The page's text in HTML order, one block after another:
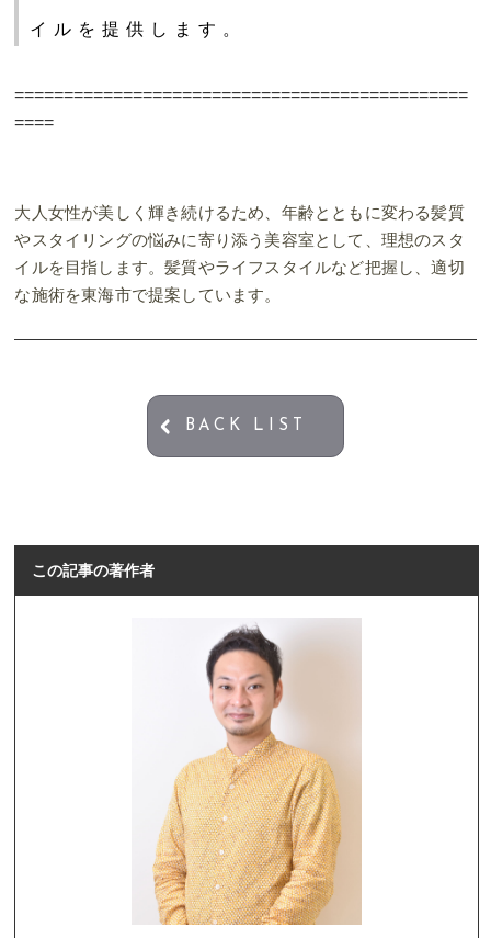
イルを提供します。
==============================================
====
大人女性が美しく輝き続けるため、年齢とともに変わる髪質
やスタイリングの悩みに寄り添う美容室として、理想のスタ
イルを目指します。髪質やライフスタイルなど把握し、適切
な施術を東海市で提案しています。
BACK LIST
この記事の著作者